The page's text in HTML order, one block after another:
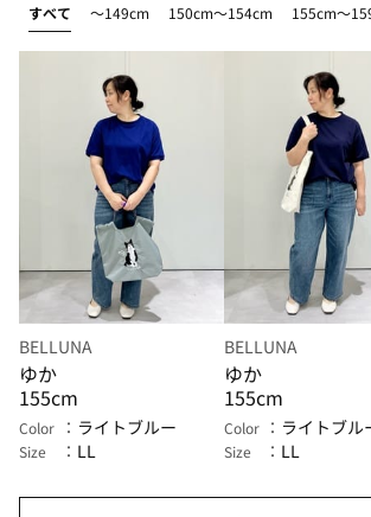
すべて ～149cm 150cm～154cm 155cm～
BELLUNA
ゆか
155cm
Color ライトブルー
Size LL
BELLUNA
ゆか
155cm
Color ライトブル
Size LL